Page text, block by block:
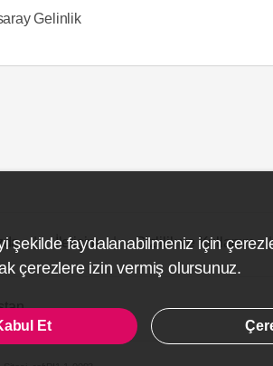
Gelinlik
İletişim Gizlilik ve Kullanım
şekilde faydalanabilmeniz için
çerezlere izin vermiş olursunuz.
Et